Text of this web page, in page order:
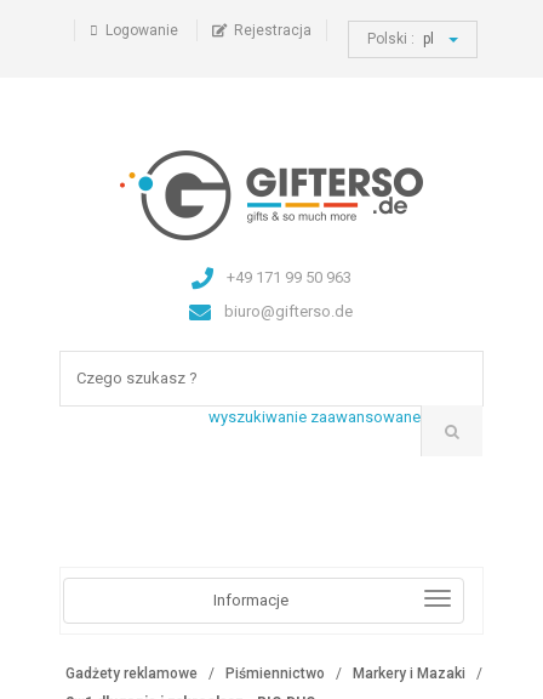
Logowanie Rejestracja Polski : pl
+49 171 99 50 963
biuro@gifterso.de
wyszukiwanie zaawansowane
Informacje
Gadżety reklamowe Piśmiennictwo
Markery i Mazaki